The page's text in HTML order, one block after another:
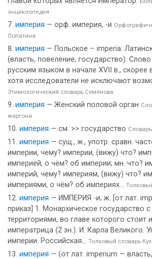
энциклопедия
империя — орф. империя, -и
Лопатина
империя — Польское – imperia.
(власть, повеление, государство).
русским языком в начале XVII в., скорее
хотя исследователи не исключают
Этимологический словарь Семёнова
империя — Женский половой орган
жаргона
империя — см. >> государство
империя — сущ., ж., употр. сравн.
империи, чему? империи, (вижу) что?
империей, о чём? об империи; мн. что?
империй, чему? империям, (вижу) что?
империями, о чём? об империях...
империя — ИМПЕРИЯ -и; ж. [от лат.
приказ] 1. Монархическое государство
территориями, во главе которого стоит
императрица (2 зн.). И. Карла Великого.
империи. Российская... Толковый словарь
империя — (от лат. imperium —